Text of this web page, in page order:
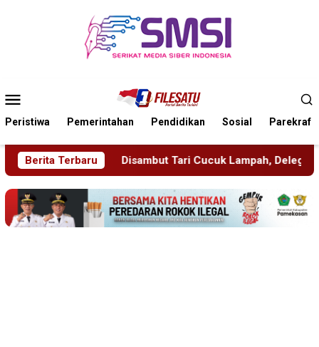
Mobile
Peristiwa Pemerintahan Pendidikan Sosial Parekraf
Berita Terbaru
Tari Cucuk Lampah, Delegasi JRCS Jepang Berbagi